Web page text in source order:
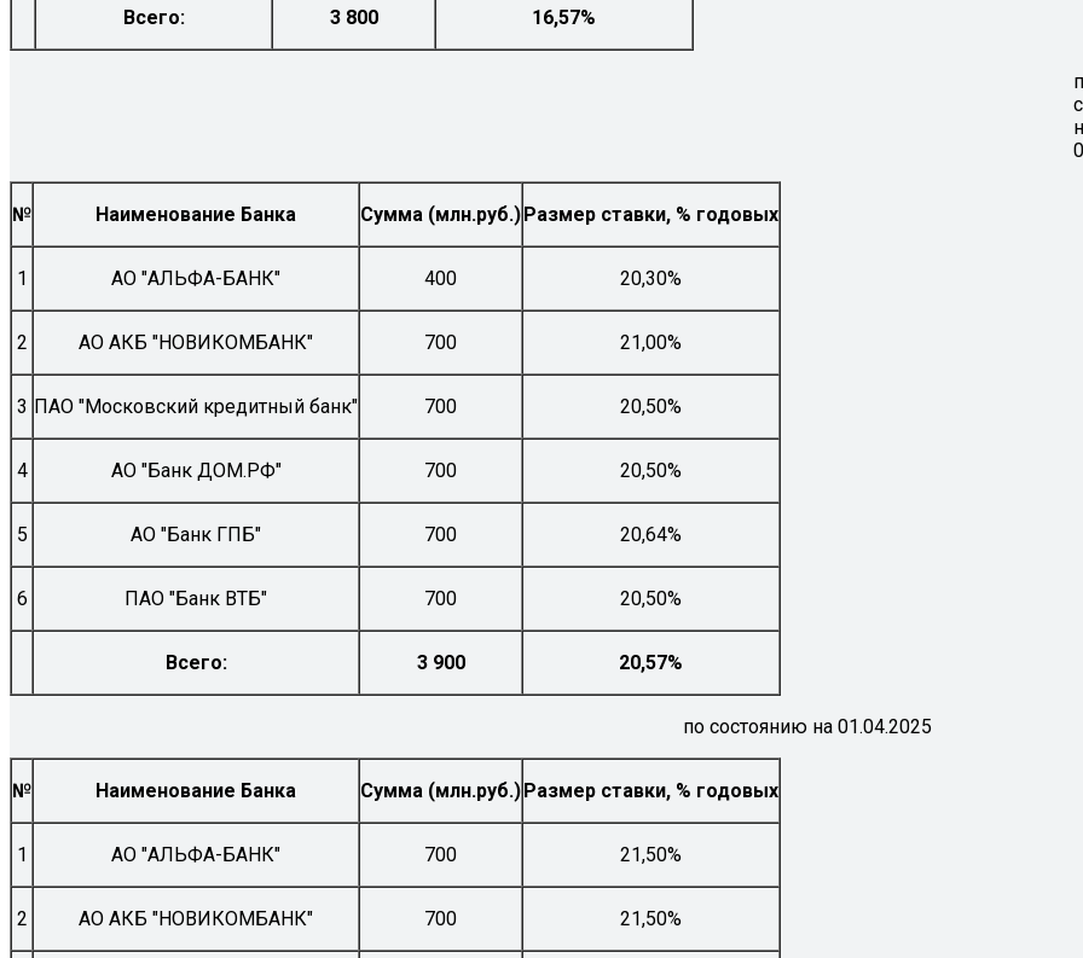
Всего: 3 800 16,57%
№ Наименование Банка Сумма (млн.руб.)Размер ставки, % годовых
1 АО "АЛЬФА-БАНК" 400 20,30%
2 АО АКБ "НОВИКОМБАНК" 700 21,00%
3 ПАО "Московский кредитный банк" 700 20,50%
4 АО "Банк ДОМ.РФ" 700 20,50%
5 АО "Банк ГПБ" 700 20,64%
6 ПАО "Банк ВТБ" 700 20,50%
Всего: 3 900 20,57%
по состоянию на 01.04.2025
№ Наименование Банка Сумма (млн.руб.)Размер ставки, % годовых
1 АО "АЛЬФА-БАНК" 700 21,50%
2 АО АКБ "НОВИКОМБАНК" 700 21,50%